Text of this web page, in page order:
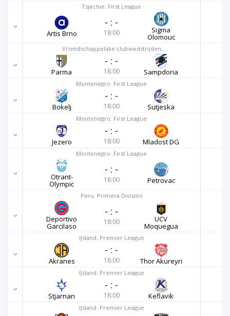
Tsjechië. First League
Artis Brno
- : -
18:00 Sigma
Olomouc
Vriendschappelijke clubwedstrijden
Parma
- : -
18:00 Sampdoria
Montenegro. First League
Bokelj
- : -
18:00 Sutjeska
Montenegro. First League
Jezero
- : -
18:00 Mladost DG
Montenegro. First League
Otrant-
Olympic
- : -
18:00 Petrovac
Peru. Primera División
Deportivo
Garcilaso
- : -
18:00 UCV
Moquegua
IJsland. Premier League
Akranes
- : -
18:00 Thor Akureyri
IJsland. Premier League
Stjarnan
- : -
18:00 Keflavik
IJsland. Premier League